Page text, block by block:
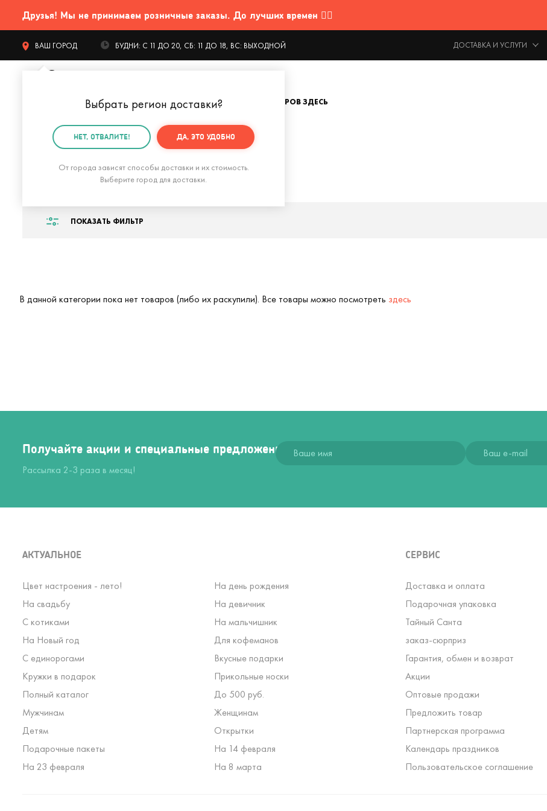
Друзья! Мы не принимаем розничные заказы. До лучших времен 🤷‍♂️
ВАШ ГОРОД
Выбрать регион доставки?
НЕТ, ОТВАЛИТЕ! ДА, ЭТО УДОБНО
От города зависят способы доставки и их стоимость.
Выберите город для доставки.
БУДНИ: С 11 ДО 20, СБ: 11 ДО 18, ВС: ВЫХОДНОЙ ДОСТАВКА И УСЛУГИ
КАТАЛОГ ТОВАРОВ ЗДЕСЬ
Главная Бренды Raspberry Pi
Raspberry Pi
ПОКАЗАТЬ ФИЛЬТР
В данной категории пока нет товаров (либо их раскупили). Все товары можно посмотреть здесь
Получайте акции и специальные предложения
Рассылка 2-3 раза в месяц!
АКТУАЛЬНОЕ
Цвет настроения - лето!
На день рождения
На свадьбу
На девичник
С котиками
На мальчишник
На Новый год
Для кофеманов
С единорогами
Вкусные подарки
Кружки в подарок
Прикольные носки
Полный каталог
До 500 руб.
Мужчинам
Женщинам
Детям
Открытки
Подарочные пакеты
На 14 февраля
На 23 февраля
На 8 марта
СЕРВИС
Доставка и оплата
Подарочная упаковка
Тайный Санта
заказ-сюрприз
Гарантия, обмен и возврат
Акции
Оптовые продажи
Предложить товар
Партнерская программа
Календарь праздников
Пользовательское соглашение